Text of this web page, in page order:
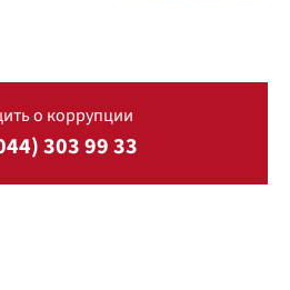
о коррупции
303 99 33